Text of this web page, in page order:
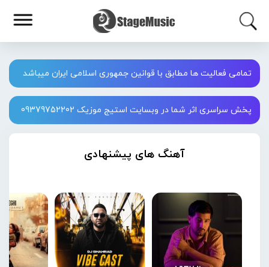
تمامی فعالیت ها مطابق با قوانین جمهوری اسلامی ایران میباشد
پخش سراسری اثر شما در وبسایت استیج موزیک 09379752202
آهنگ های پیشنهادی